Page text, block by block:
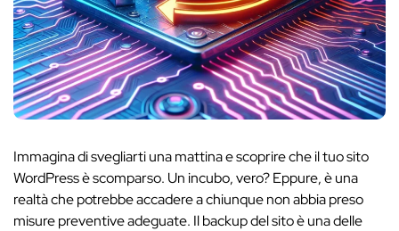
Immagina di svegliarti una mattina e scoprire che il tuo sito
WordPress è scomparso. Un incubo, vero? Eppure, è una
realtà che potrebbe accadere a chiunque non abbia preso
misure preventive adeguate. Il backup del sito è una delle